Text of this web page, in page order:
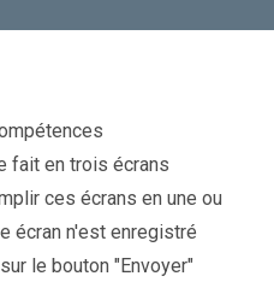
fait en trois écrans
ces écrans en une ou
écran n'est enregistré
le bouton "Envoyer"